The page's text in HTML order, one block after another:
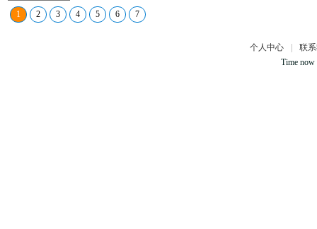
1 2 3 4 5 6 7
个人中心 |
联
Time now